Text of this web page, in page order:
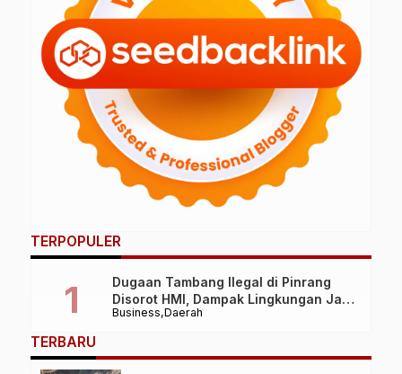
TERPOPULER
Business Daerah
Dugaan Tambang Ilegal di Pinrang
Disorot HMI, Dampak Lingkungan Jadi
Perhatian
TERBARU